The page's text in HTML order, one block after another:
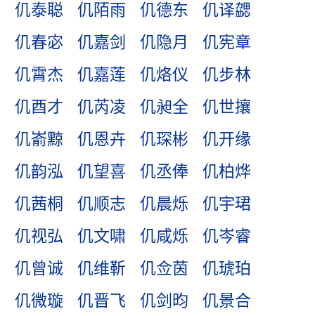
仉泰聪
仉陌雨 仉德东
仉译勰
仉春宓
仉嘉剑 仉隐月
仉宪章
仉霄杰
仉嘉莲 仉烙仪
仉步林
仉酉才
仉芮凌 仉昶全
仉世攘
仉嵛黥
仉恩卉 仉琛彬
仉开缘
仉韵泓
仉望喜 仉丞俸
仉柏烨
仉茜桐
仉顺志 仉晨烁
仉宇珺
仉视弘
仉文啸 仉咸烁
仉岑睿
仉曾诚
仉维靳 仉佥茵
仉琥珀
仉微璇
仉晋飞 仉剑昀
仉景合